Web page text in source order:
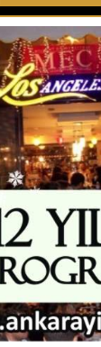
X Kapat
ile Bilgi Alın
Arayın
Bilgi Alın